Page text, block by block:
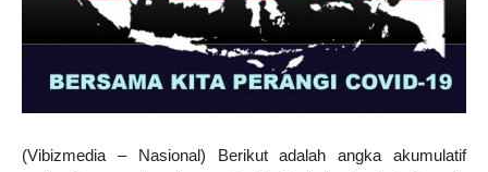
(Vibizmedia – Nasional) Berikut adalah angka akumulatif